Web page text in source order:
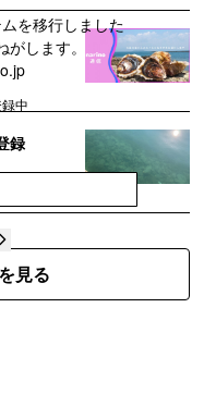
見る
を移行しました
します。
中
録
登録